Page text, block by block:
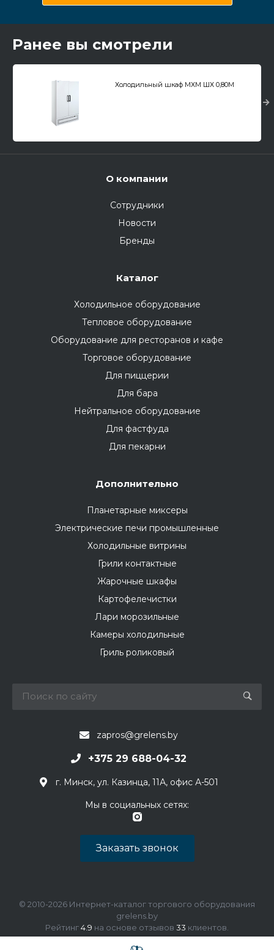
Ранее вы смотрели
Холодильный шкаф МХМ ШХ 0,80М
О компании
Сотрудники
Новости
Бренды
Каталог
Холодильное оборудование
Тепловое оборудование
Оборудование для ресторанов и кафе
Торговое оборудование
Для пиццерии
Для бара
Нейтральное оборудование
Для фастфуда
Для пекарни
Дополнительно
Планетарные миксеры
Электрические печи промышленные
Холодильные витрины
Грили контактные
Жарочные шкафы
Картофелечистки
Лари морозильные
Камеры холодильные
Гриль роликовый
zapros@grelens.by
+375 29 688-04-32
г. Минск, ул. Казинца, 11А, офис А-501
Мы в социальных сетях:
Заказать звонок
© 2010-2026 Интернет-каталог торгового оборудования
grelens.by
Рейтинг4.9 на основе отзывов 33 клиентов.